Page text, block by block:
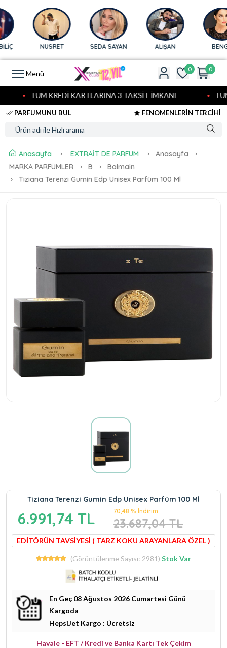
NUSRET SEDA SAYAN ALİŞAN BENGÜ
Menü 0 0
TÜM KREDİ KARTLARINA 3 TAKSİT İMKANI TÜM
PARFUMUNU BUL FENOMENLERİN TERCİHİ
Anasayfa EXTRAİT DE PARFUM
Anasayfa
MARKA PARFÜMLER
B
Balmain
Tiziana Terenzi Gumin Edp Unisex Parfüm 100 Ml
Tiziana Terenzi Gumin Edp Unisex Parfüm 100 Ml
6.991,74 TL 70,48 % İndirim
23.687,04 TL
EDİTÖRÜN TAVSİYESİ ( TARZ KOKU ARAYANLARA ÖZEL )
(Görüntülenme Sayısı: 2981) Stok Var
En Geç 08 Ağustos 2026 Cumartesi Günü
Kargoda
HepsiJet Kargo : Ücretsiz
Havale - EFT / Kredi ve Banka Kartı Tek Çekim